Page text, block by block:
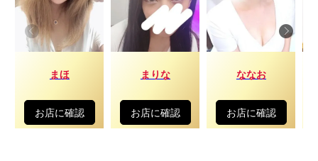
まほ
お店に確認
まりな
お店に確認
ななお
お店に確認